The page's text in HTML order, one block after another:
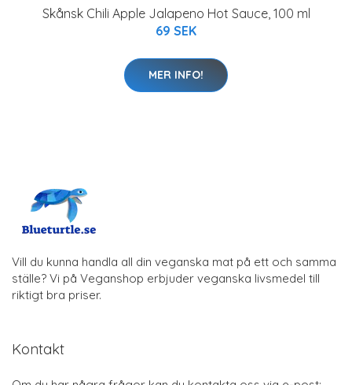
Skånsk Chili Apple Jalapeno Hot Sauce, 100 ml
69 SEK
MER INFO!
Vill du kunna handla all din veganska mat på ett och samma
ställe? Vi på Veganshop erbjuder veganska livsmedel till
riktigt bra priser.
Kontakt